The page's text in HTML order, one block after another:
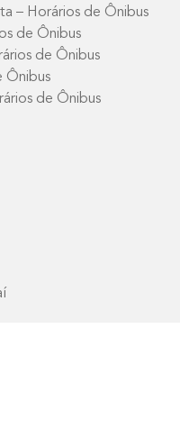
– Horários de Ônibus
de Ônibus
de Ônibus
Ônibus
de Ônibus